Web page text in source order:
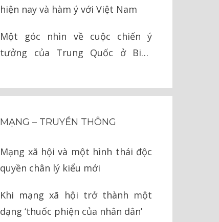
hiện nay và hàm ý với Việt Nam
Một góc nhìn về cuộc chiến ý
tưởng của Trung Quốc ở Biển
MẠNG – TRUYỀN THÔNG
Mạng xã hội và một hình thái độc
quyền chân lý kiểu mới
Khi mạng xã hội trở thành một
dạng ‘thuốc phiện của nhân dân’